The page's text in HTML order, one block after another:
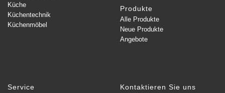
Küche
Küchentechnik
Küchenmöbel
Produkte
Alle Produkte
Neue Produkte
Angebote
Service Kontaktieren Sie uns